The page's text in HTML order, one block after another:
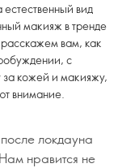
вид
макияж в тренде
вам, как
с
кожей и макияжу,
внимание.
локдауна
нравится не